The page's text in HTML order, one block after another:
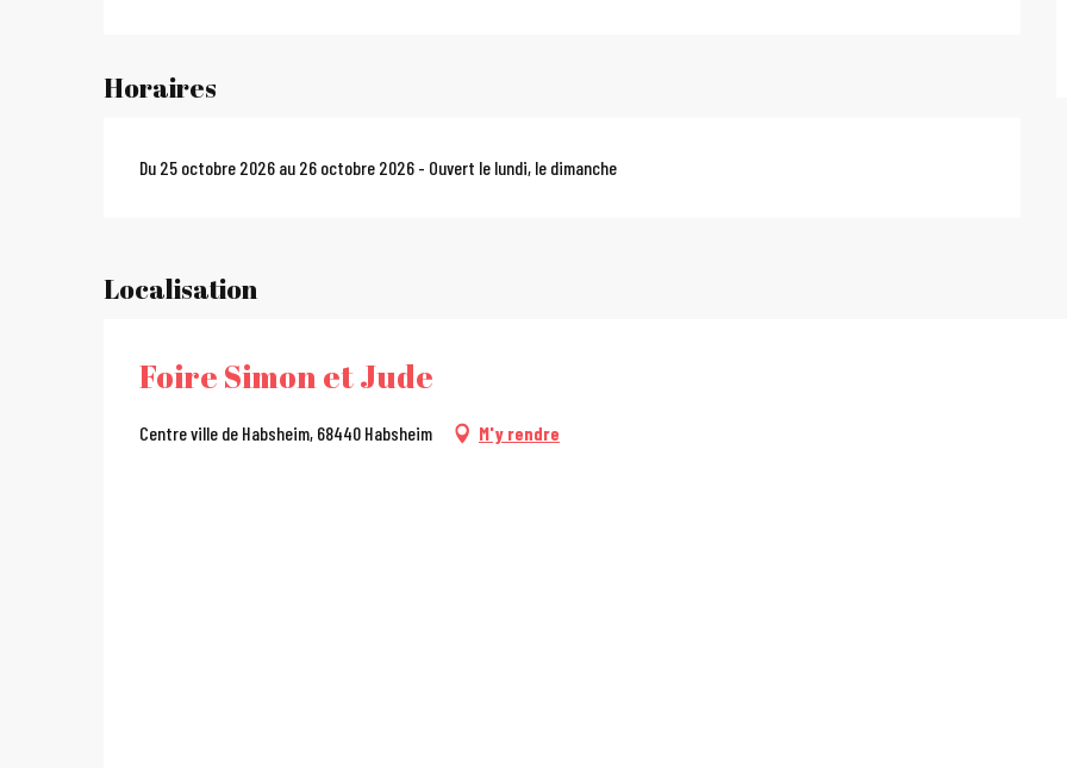
Horaires
Du 25 octobre 2026 au 26 octobre 2026 - Ouvert le lundi, le dimanche
Localisation
Foire Simon et Jude
Centre ville de Habsheim, 68440 Habsheim M'y rendre